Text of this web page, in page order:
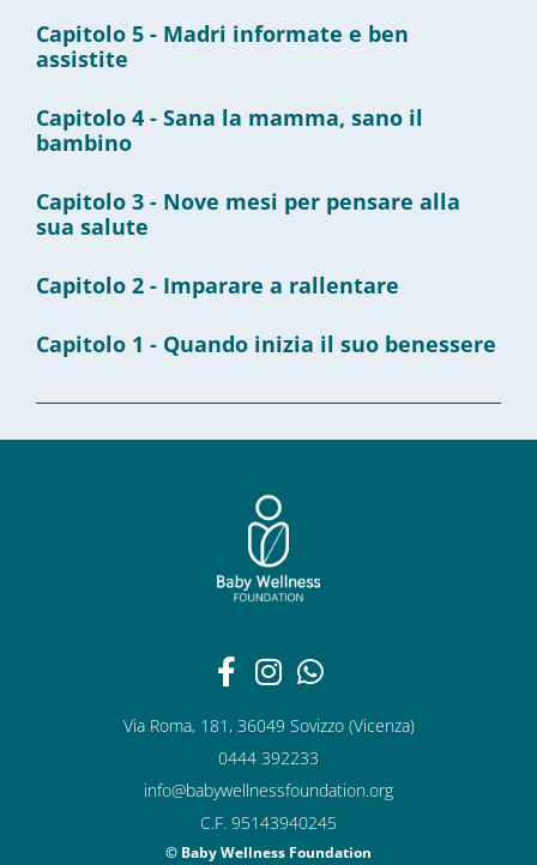
Capitolo 5 - Madri informate e ben
assistite
Capitolo 4 - Sana la mamma, sano il
bambino
Capitolo 3 - Nove mesi per pensare alla
sua salute
Capitolo 2 - Imparare a rallentare
Capitolo 1 - Quando inizia il suo benessere
Via Roma, 181, 36049 Sovizzo (Vicenza)
0444 392233
info@babywellnessfoundation.org
C.F. 95143940245
© Baby Wellness Foundation